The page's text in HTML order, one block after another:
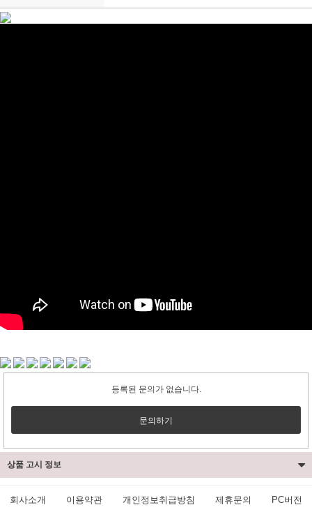
등록된 문의가 없습니다.
문의하기
상품 고시 정보
회사소개 이용약관 개인정보취급방침 제휴문의 PC버전